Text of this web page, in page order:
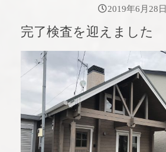
2019年6月28日
完了検査を迎えました